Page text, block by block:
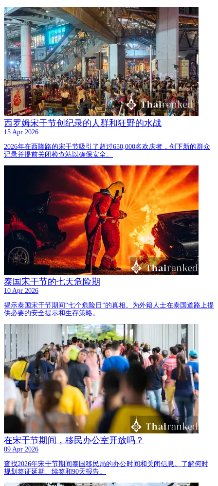
西罗姆宋干节创纪录的人群和狂野的水战
15 Apr 2026
2026年在西隆路的宋干节吸引了超过650,000名欢庆者，创下新的群众
记录并提前关闭检查站以确保安全。
泰国宋干节的七天危险期
10 Apr 2026
揭示泰国宋干节期间“七个危险日”的真相。为外籍人士在泰国道路上提
供必要的安全提示和生存策略。
在宋干节期间，移民办公室开放吗？
09 Apr 2026
查找2026年宋干节期间泰国移民局的办公时间和关闭信息。了解何时
规划签证延期、续签和90天报告。